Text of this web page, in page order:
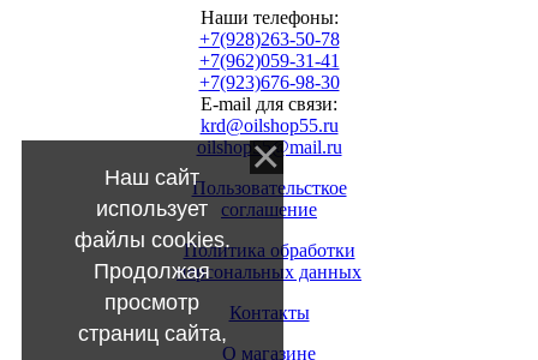
Наши телефоны:
+7(928)263-50-78
+7(962)059-31-41
+7(923)676-98-30
E-mail для связи:
krd@oilshop55.ru
oilshop55@mail.ru
Пользовательсткое
соглашение
Политика обработки
персональных данных
Контакты
О магазине
Наш сайт
использует
файлы cookies.
Продолжая
просмотр
страниц сайта,